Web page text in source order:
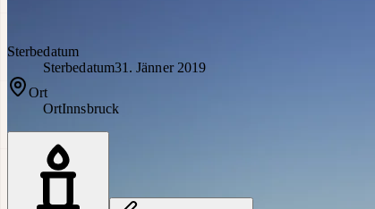
Sterbedatum
Sterbedatum31. Jänner 2019
Ort
OrtInnsbruck